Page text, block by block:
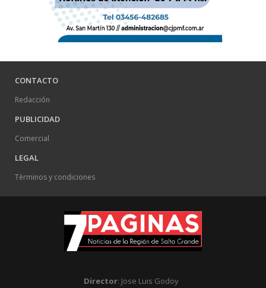
CONTACTO
Redacción
PUBLICIDAD
Comercial
LEGAL
Términos y condiciones
Director: Jose Luis Godoy